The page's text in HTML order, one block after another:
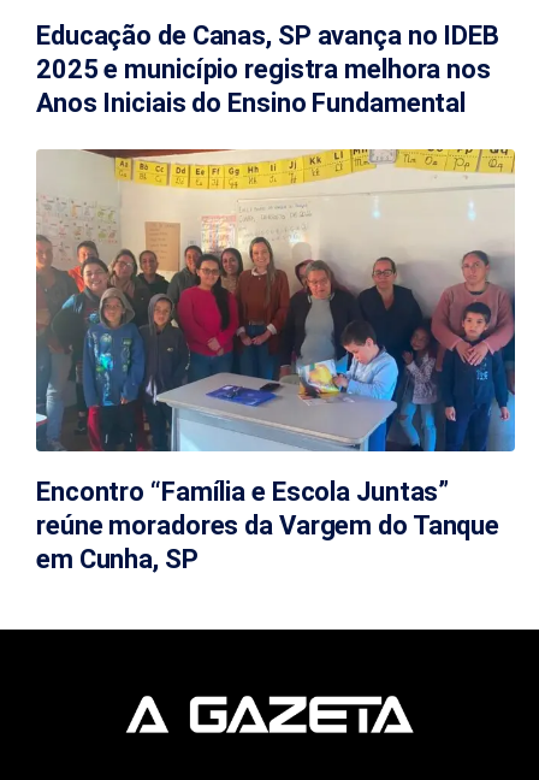
Educação de Canas, SP avança no IDEB
2025 e município registra melhora nos
Anos Iniciais do Ensino Fundamental
Encontro “Família e Escola Juntas”
reúne moradores da Vargem do Tanque
em Cunha, SP